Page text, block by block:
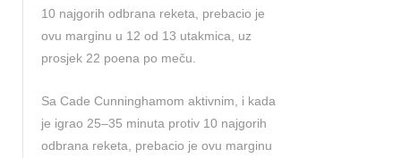
10 najgorih odbrana reketa, prebacio je
ovu marginu u 12 od 13 utakmica, uz
prosjek 22 poena po meču.
Sa Cade Cunninghamom aktivnim, i kada
je igrao 25–35 minuta protiv 10 najgorih
odbrana reketa, prebacio je ovu marginu